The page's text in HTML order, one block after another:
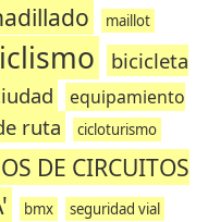
maillot
bicicleta
equipamiento
ruta cicloturismo
DE CIRCUITOS
bmx seguridad vial